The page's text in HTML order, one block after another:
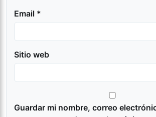
Email *
Sitio web
Guardar mi nombre, correo